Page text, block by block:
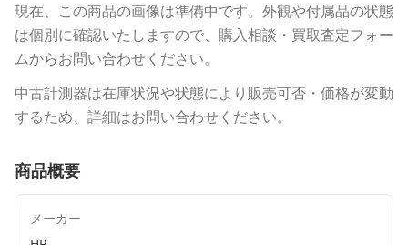
現在、この商品の画像は準備中です。外観や付属品の状態
は個別に確認いたしますので、購入相談・買取査定フォー
ムからお問い合わせください。
中古計測器は在庫状況や状態により販売可否・価格が変動
するため、詳細はお問い合わせください。
商品概要
メーカー